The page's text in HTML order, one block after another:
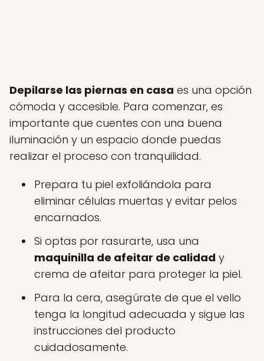
Depilarse las piernas en casa es una opción
cómoda y accesible. Para comenzar, es
importante que cuentes con una buena
iluminación y un espacio donde puedas
realizar el proceso con tranquilidad.
Prepara tu piel exfoliándola para
eliminar células muertas y evitar pelos
encarnados.
Si optas por rasurarte, usa una
maquinilla de afeitar de calidad y
crema de afeitar para proteger la piel.
Para la cera, asegúrate de que el vello
tenga la longitud adecuada y sigue las
instrucciones del producto
cuidadosamente.